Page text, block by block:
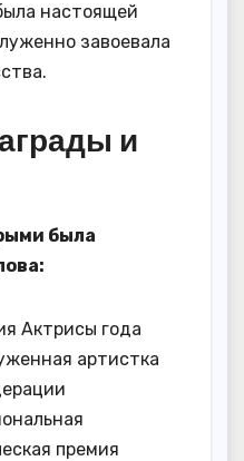
настоящей
завоевала
и
была
Актрисы года
артистка
премия